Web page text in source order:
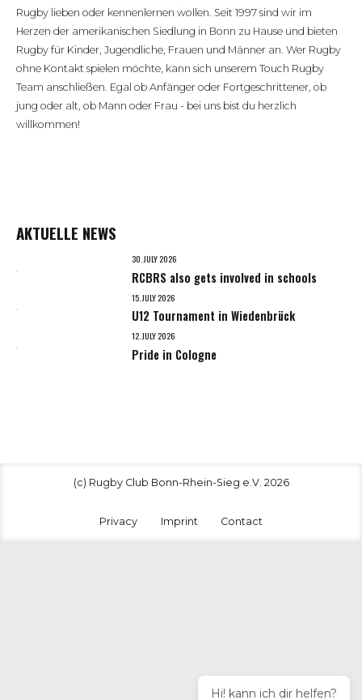
Rugby für Kinder, Jugendliche, Frauen und Männer an. Wer Rugby
ohne Kontakt spielen möchte, kann sich unserem Touch Rugby
Team anschließen. Egal ob Anfänger oder Fortgeschrittener, ob
jung oder alt, ob Mann oder Frau - bei uns bist du herzlich
willkommen!
15. JULY 2026
U12 Tournament in Wiedenbrück
12. JULY 2026
Pride in Cologne
Privacy Imprint Contact
Hi! kann ich dir helfen?